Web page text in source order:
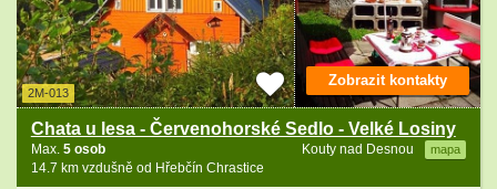
2M-013
Chata u lesa - Červenohorské Sedlo - Velké Losiny
Kouty nad Desnou mapa
Max. 5 osob
14.7 km vzdušně od Hřebčín Chrastice
Zobrazit kontakty